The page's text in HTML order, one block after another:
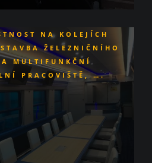
NA KOLEJÍCH
ŽELEZNIČNÍHO
MULTIFUNKČNÍ
PRACOVIŠTĚ, ….